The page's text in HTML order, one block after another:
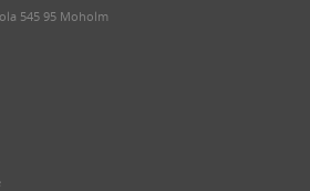
545 95 Moholm